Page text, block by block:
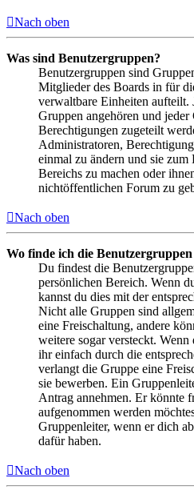
Nach oben
Was sind Benutzergruppen?
Benutzergruppen sind
Mitglieder des Boards in für
verwaltbare Einheiten aufteilt.
Gruppen angehören und jeder
Berechtigungen zugeteilt
Administratoren,
einmal zu ändern und sie
Bereichs zu machen oder
nichtöffentlichen Forum zu
Nach oben
Wo finde ich die
Du findest die
persönlichen Bereich. Wenn
kannst du dies mit der
Nicht alle Gruppen sind
eine Freischaltung, andere
weitere sogar versteckt.
ihr einfach durch die
verlangt die Gruppe eine
sie bewerben. Ein
Antrag annehmen. Er könnte
aufgenommen werden
Gruppenleiter, wenn er dich
dafür haben.
Nach oben